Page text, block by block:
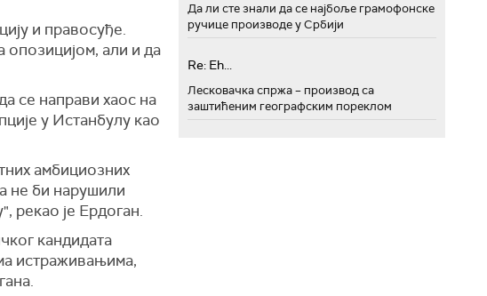
и правосуђе.
опозицијом, али и да
се направи хаос на
у Истанбулу као
амбициозних
не би нарушили
рекао је Ердоган.
кандидата
истраживањима,
Да ли сте знали да се најбоље грамофонске
ручице производе у Србији
Re: Eh...
Лесковачка спржа – производ са
заштићеним географским пореклом